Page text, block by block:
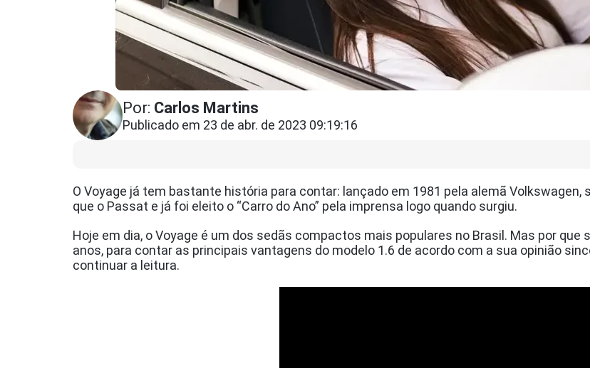
Por: Carlos Martins
Publicado em 23 de abr. de 2023 09:19:16
O Voyage já tem bastante história para contar: lançado em 1981 pela alemã
que o Passat e já foi eleito o “Carro do Ano” pela imprensa logo quando surgiu.
Hoje em dia, o Voyage é um dos sedãs compactos mais populares no Brasil. Mas por que
anos, para contar as principais vantagens do modelo 1.6 de acordo com a sua opinião
continuar a leitura.